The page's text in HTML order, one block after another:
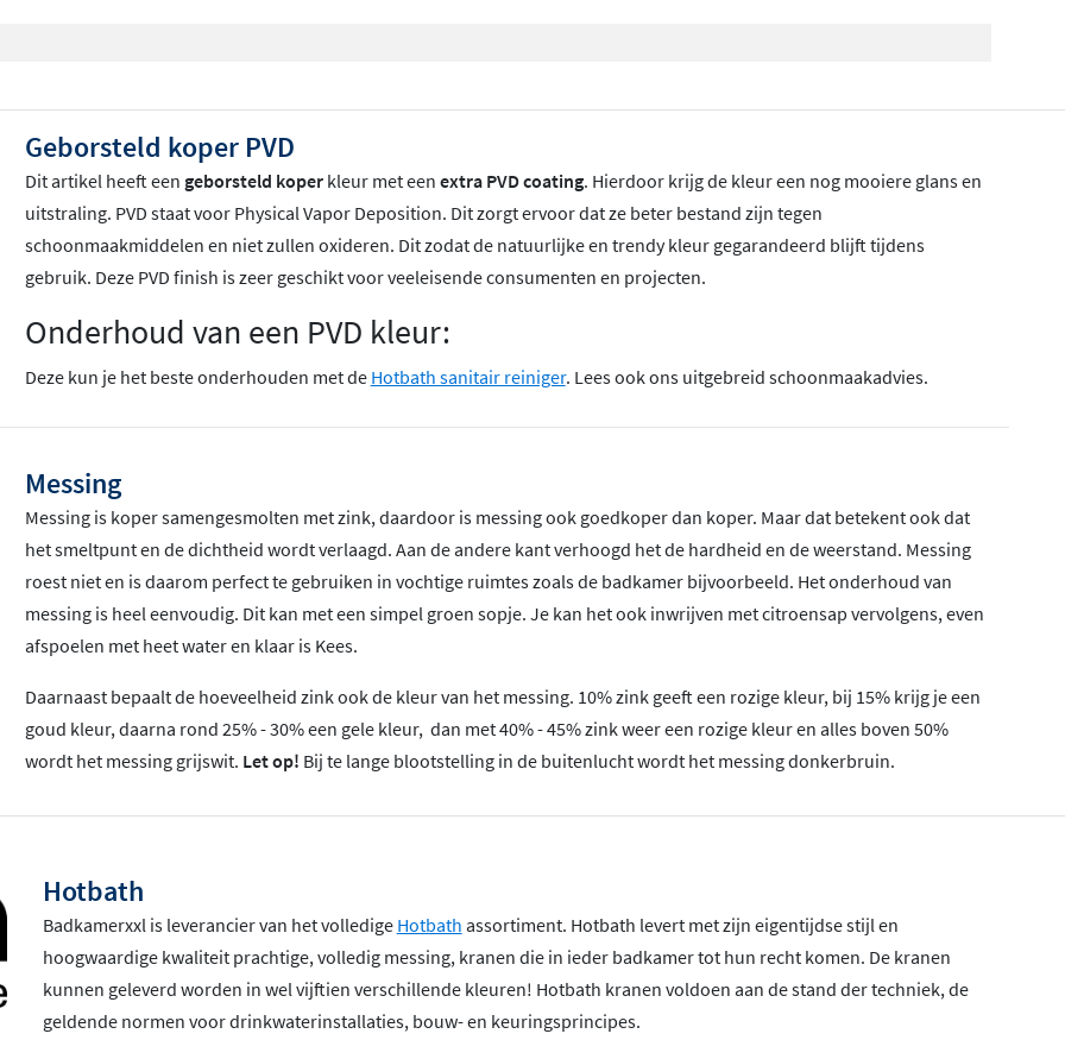
Geborsteld koper PVD
Dit artikel heeft een geborsteld koperkleur met een extra PVD coating. Hierdoor krijg de kleur een nog mooiere glans en
uitstraling. PVD staat voor Physical Vapor Deposition. Dit zorgt ervoor dat ze beter bestand zijn tegen
schoonmaakmiddelen en niet zullen oxideren. Dit zodat de natuurlijke en trendy kleur gegarandeerd blijft tijdens
gebruik. Deze PVD finish is zeer geschikt voor veeleisende consumenten en projecten.
Onderhoud van een PVD kleur:
Deze kun je het beste onderhouden met de Hotbath sanitair reiniger. Lees ook ons uitgebreid schoonmaakadvies.
Messing
Messing is koper samengesmolten met zink, daardoor is messing ook goedkoper dan koper. Maar dat betekent ook dat
het smeltpunt en de dichtheid wordt verlaagd. Aan de andere kant verhoogd het de hardheid en de weerstand. Messing
roest niet en is daarom perfect te gebruiken in vochtige ruimtes zoals de badkamer bijvoorbeeld. Het onderhoud van
messing is heel eenvoudig. Dit kan met een simpel groen sopje. Je kan het ook inwrijven met citroensap vervolgens, even
afspoelen met heet water en klaar is Kees.
Daarnaast bepaalt de hoeveelheid zink ook de kleur van het messing. 10% zink geeft een rozige kleur, bij 15% krijg je een
goud kleur, daarna rond 25% - 30% een gele kleur, dan met 40% - 45% zink weer een rozige kleur en alles boven 50%
wordt het messing grijswit. Let op! Bij te lange blootstelling in de buitenlucht wordt het messing donkerbruin.
Hotbath
Badkamerxxl is leverancier van het volledige Hotbath assortiment. Hotbath levert met zijn eigentijdse stijl en
hoogwaardige kwaliteit prachtige, volledig messing, kranen die in ieder badkamer tot hun recht komen. De kranen
kunnen geleverd worden in wel vijftien verschillende kleuren! Hotbath kranen voldoen aan de stand der techniek, de
geldende normen voor drinkwaterinstallaties, bouw- en keuringsprincipes.